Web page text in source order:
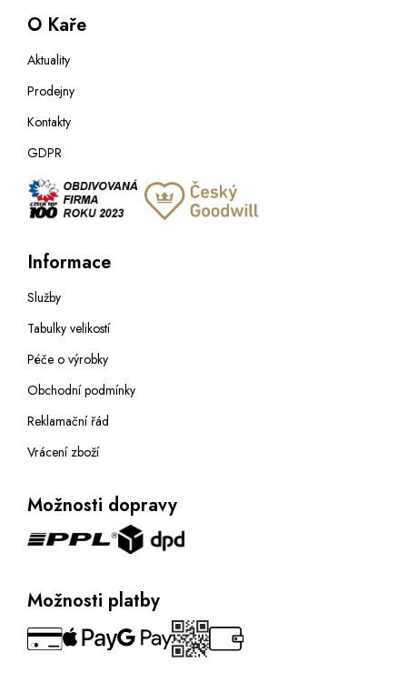
O Kaře
Aktuality
Prodejny
Kontakty
GDPR
Informace
Služby
Tabulky velikostí
Péče o výrobky
Obchodní podmínky
Reklamační řád
Vrácení zboží
Možnosti dopravy
Možnosti platby